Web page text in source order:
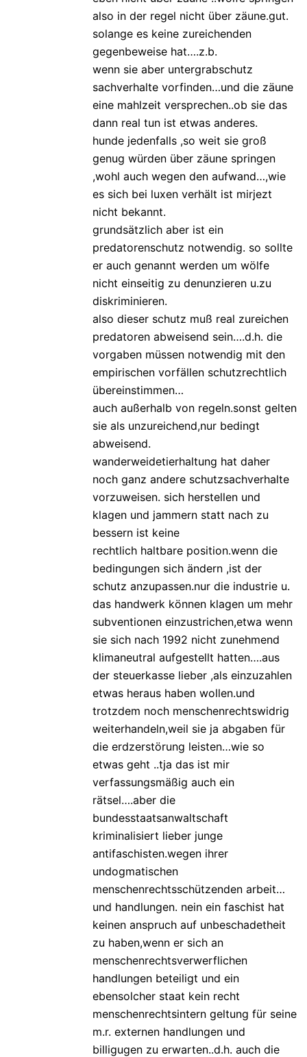
also in der regel nicht über zäune.gut.
solange es keine zureichenden
gegenbeweise hat….z.b.
wenn sie aber untergrabschutz
sachverhalte vorfinden…und die zäune
eine mahlzeit versprechen..ob sie das
dann real tun ist etwas anderes.
hunde jedenfalls ,so weit sie groß
genug würden über zäune springen
,wohl auch wegen den aufwand…,wie
es sich bei luxen verhält ist mirjezt
nicht bekannt.
grundsätzlich aber ist ein
predatorenschutz notwendig. so sollte
er auch genannt werden um wölfe
nicht einseitig zu denunzieren u.zu
diskriminieren.
also dieser schutz muß real zureichen
predatoren abweisend sein….d.h. die
vorgaben müssen notwendig mit den
empirischen vorfällen schutzrechtlich
übereinstimmen…
auch außerhalb von regeln.sonst gelten
sie als unzureichend,nur bedingt
abweisend.
wanderweidetierhaltung hat daher
noch ganz andere schutzsachverhalte
vorzuweisen. sich herstellen und
klagen und jammern statt nach zu
bessern ist keine
rechtlich haltbare position.wenn die
bedingungen sich ändern ,ist der
schutz anzupassen.nur die industrie u.
das handwerk können klagen um mehr
subventionen einzustrichen,etwa wenn
sie sich nach 1992 nicht zunehmend
klimaneutral aufgestellt hatten….aus
der steuerkasse lieber ,als einzuzahlen
etwas heraus haben wollen.und
trotzdem noch menschenrechtswidrig
weiterhandeln,weil sie ja abgaben für
die erdzerstörung leisten…wie so
etwas geht ..tja das ist mir
verfassungsmäßig auch ein
rätsel….aber die
bundesstaatsanwaltschaft
kriminalisiert lieber junge
antifaschisten.wegen ihrer
undogmatischen
menschenrechtsschützenden arbeit…
und handlungen. nein ein faschist hat
keinen anspruch auf unbeschadetheit
zu haben,wenn er sich an
menschenrechtsverwerflichen
handlungen beteiligt und ein
ebensolcher staat kein recht
menschenrechtsintern geltung für seine
m.r. externen handlungen und
billigugen zu erwarten..d.h. auch die